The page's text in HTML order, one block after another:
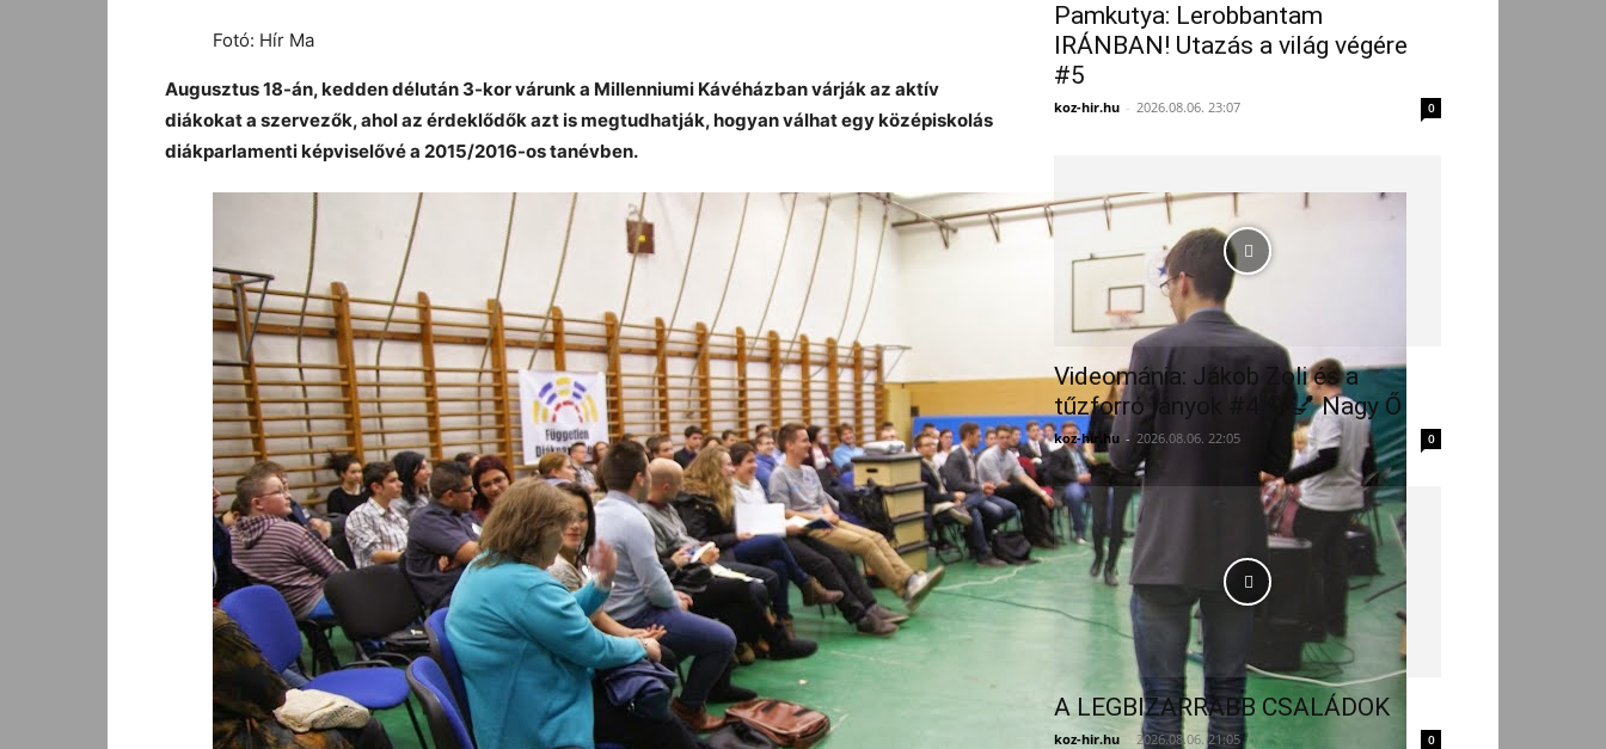
Fotó: Hír Ma
Augusztus 18-án, kedden délután 3-kor várunk a Millenniumi Kávéházban várják az aktív
diákokat a szervezők, ahol az érdeklődők azt is megtudhatják, hogyan válhat egy középiskolás
diákparlamenti képviselővé a 2015/2016-os tanévben.
Pamkutya: Lerobbantam
IRÁNBAN! Utazás a világ végére
#5
koz-hir.hu - 2026.08.06. 23:07 0
Videománia: Jákob Zoli és a
tűzforró lányok #4 🌹💅 Nagy Ő
koz-hir.hu - 2026.08.06. 22:05 0
A LEGBIZARRABB CSALÁDOK
koz-hir.hu - 2026.08.06. 21:05 0